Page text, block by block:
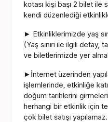
kotası kişi başı 2 bilet ile
kendi düzenlediği
► Etkinliklerimizde yaş
(Yaş sınırı ile ilgili detay,
ve biletlerimizde yer
► İnternet üzerinden
işlemlerinde, etkinliğe
doğum tarihlerini girmeleri
herhangi bir etkinlik için
çok bilet satışı yapılamaz.